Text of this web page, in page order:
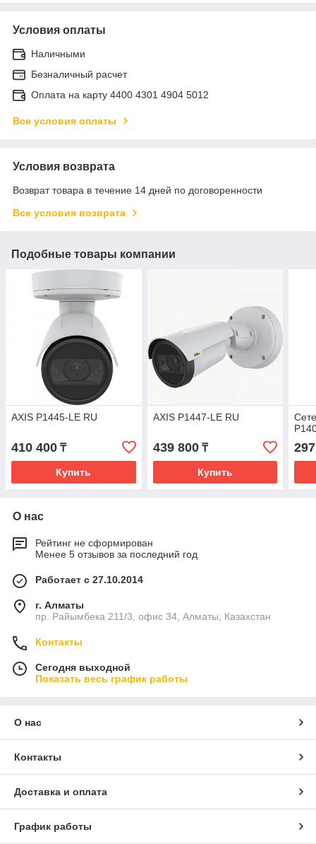
Условия оплаты
Наличными
Безналичный расчет
Оплата на карту 4400 4301 4904 5012
Все условия оплаты
Условия возврата
Возврат товара в течение 14 дней по договоренности
Все условия возврата
Подобные товары компании
AXIS P1445-LE RU
410 400 ₸
Купить
AXIS P1447-LE RU
439 800₸
Купить
О нас
Рейтинг не сформирован
Менее 5 отзывов за последний год
Работает с 27.10.2014
г. Алматы
пр. Райымбека 211/3, офис 34, Алматы, Казахстан
Контакты
Сегодня выходной
Показать весь график работы
О нас
Контакты
Доставка и оплата
График работы